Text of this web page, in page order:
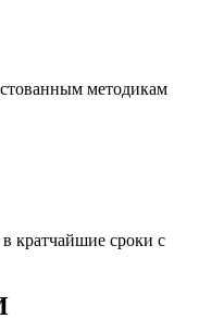
методикам
кратчайшие сроки с